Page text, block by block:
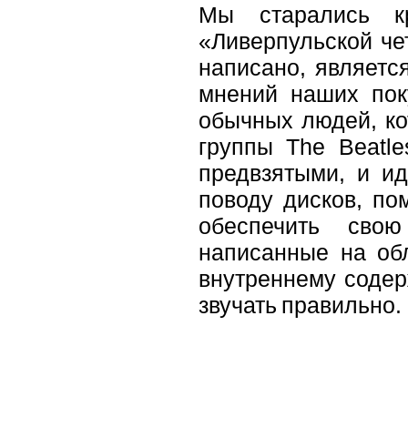
Мы старались
«Ливерпульской
написано,
мнений наших
обычных людей,
группы The
предвзятыми, и
поводу дисков,
обеспечить
написанные на
внутреннему
звучать правильно.